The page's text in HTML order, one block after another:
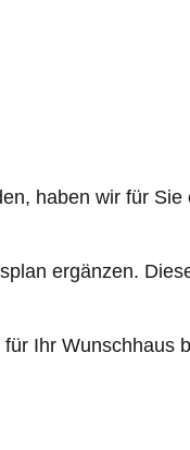
haben wir für
ergänzen.
Ihr Wunschhaus